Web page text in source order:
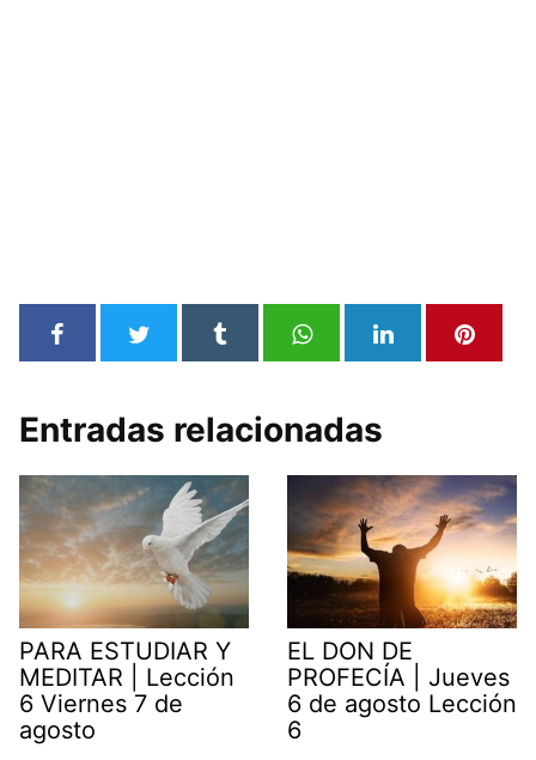
Entradas relacionadas
PARA ESTUDIAR Y
MEDITAR | Lección
6 Viernes 7 de
agosto
EL DON DE
PROFECÍA | Jueves
6 de agosto Lección
6